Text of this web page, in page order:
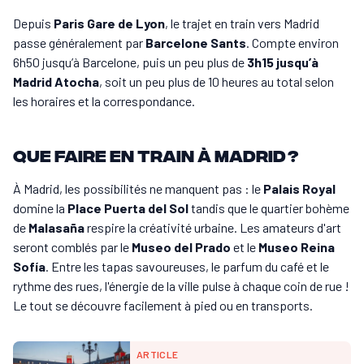
Depuis Paris Gare de Lyon, le trajet en train vers Madrid
passe généralement par Barcelone Sants . Compte environ
6h50 jusqu’à Barcelone, puis un peu plus de 3h15 jusqu’à
Madrid Atocha, soit un peu plus de 10 heures au total selon
les horaires et la correspondance.
Que faire en train à Madrid ?
À Madrid, les possibilités ne manquent pas : le Palais Royal
domine la Place Puerta del Soltandis que le quartier bohème
de Malasañarespire la créativité urbaine. Les amateurs d'art
seront comblés par le Museo del Prado et le Museo Reina
Sofía . Entre les tapas savoureuses, le parfum du café et le
rythme des rues, l'énergie de la ville pulse à chaque coin de rue !
Le tout se découvre facilement à pied ou en transports.
ARTICLE